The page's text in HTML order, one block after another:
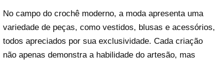
No campo do crochê moderno, a moda apresenta uma
variedade de peças, como vestidos, blusas e acessórios,
todos apreciados por sua exclusividade. Cada criação
não apenas demonstra a habilidade do artesão, mas